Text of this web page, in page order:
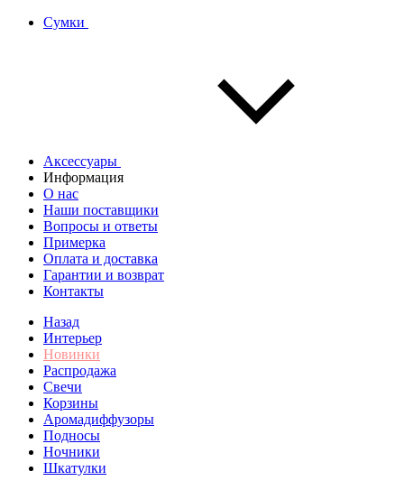
Сумки
Аксессуары
Информация
О нас
Наши поставщики
Вопросы и ответы
Примерка
Оплата и доставка
Гарантии и возврат
Контакты
Назад
Интерьер
Новинки
Распродажа
Свечи
Корзины
Аромадиффузоры
Подносы
Ночники
Шкатулки